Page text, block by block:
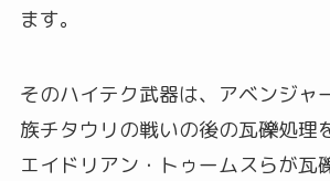
ます。
そのハイテク武器は、アベンジャ
族チタウリの戦いの後の瓦礫処理
エイドリアン・トゥームスらが瓦